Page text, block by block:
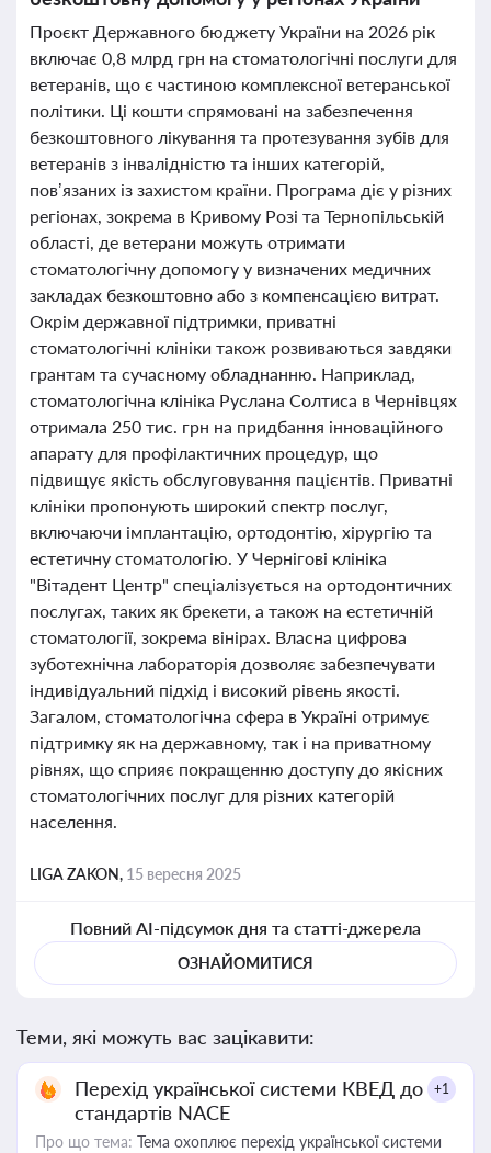
Проєкт Державного бюджету України на 2026 рік
включає 0,8 млрд грн на стоматологічні послуги для
ветеранів, що є частиною комплексної ветеранської
політики. Ці кошти спрямовані на забезпечення
безкоштовного лікування та протезування зубів для
ветеранів з інвалідністю та інших категорій,
пов’язаних із захистом країни. Програма діє у різних
регіонах, зокрема в Кривому Розі та Тернопільській
області, де ветерани можуть отримати
стоматологічну допомогу у визначених медичних
закладах безкоштовно або з компенсацією витрат.
Окрім державної підтримки, приватні
стоматологічні клініки також розвиваються завдяки
грантам та сучасному обладнанню. Наприклад,
стоматологічна клініка Руслана Солтиса в Чернівцях
отримала 250 тис. грн на придбання інноваційного
апарату для профілактичних процедур, що
підвищує якість обслуговування пацієнтів. Приватні
клініки пропонують широкий спектр послуг,
включаючи імплантацію, ортодонтію, хірургію та
естетичну стоматологію. У Чернігові клініка
"Вітадент Центр" спеціалізується на ортодонтичних
послугах, таких як брекети, а також на естетичній
стоматології, зокрема вінірах. Власна цифрова
зуботехнічна лабораторія дозволяє забезпечувати
індивідуальний підхід і високий рівень якості.
Загалом, стоматологічна сфера в Україні отримує
підтримку як на державному, так і на приватному
рівнях, що сприяє покращенню доступу до якісних
стоматологічних послуг для різних категорій
населення.
LIGA ZAKON, 15 вересня 2025
Повний AI-підсумок дня та статті-джерела
ОЗНАЙОМИТИСЯ
Теми, які можуть вас зацікавити:
Перехід української системи КВЕД до
стандартів NACE
+1
Про що тема: Тема охоплює перехід української системи